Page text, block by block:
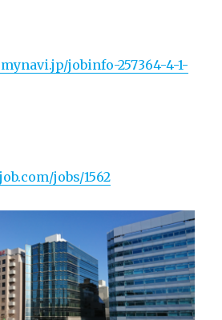
jobinfo-257364-4-1-
jobs/1562